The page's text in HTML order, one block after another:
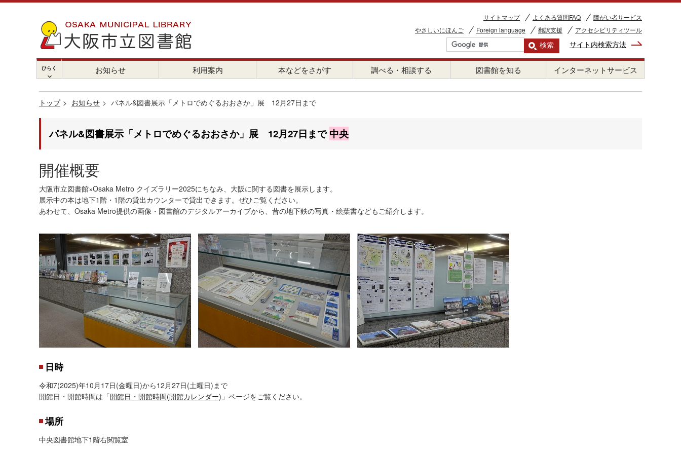
サイトマップ よくある質問FAQ
障がい者サービス
やさしいにほんご
Foreign language 翻訳支援 アクセシビリティツール
サイト内検索方法
ひらく
chevron_right
お知らせ 利用案内 本などをさがす 調べる・相談する 図書館を知る インターネットサービス
トップ お知らせ パネル&図書展示「メトロでめぐるおおさか」展 12月27日まで
パネル&図書展示「メトロでめぐるおおさか」展 12月27日まで中央
開催概要
大阪市立図書館×Osaka Metro クイズラリー2025にちなみ、大阪に関する図書を展示します。
展示中の本は地下1階・1階の貸出カウンターで貸出できます。ぜひご覧ください。
あわせて、Osaka Metro提供の画像・図書館のデジタルアーカイブから、昔の地下鉄の写真・絵葉書などもご紹介します。
日時
令和7(2025)年10月17日(金曜日)から12月27日(土曜日)まで
開館日・開館時間は「開館日・開館時間(開館カレンダー) 」ページをご覧ください。
場所
中央図書館地下1階右閲覧室